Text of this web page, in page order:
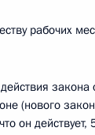
рабочих
закона
(нового
он